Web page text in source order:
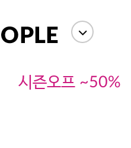
시즌오프 ~50%